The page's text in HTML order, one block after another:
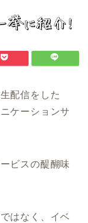
配信をした
ケーションサ
ビスの醍醐味
はなく、イベ